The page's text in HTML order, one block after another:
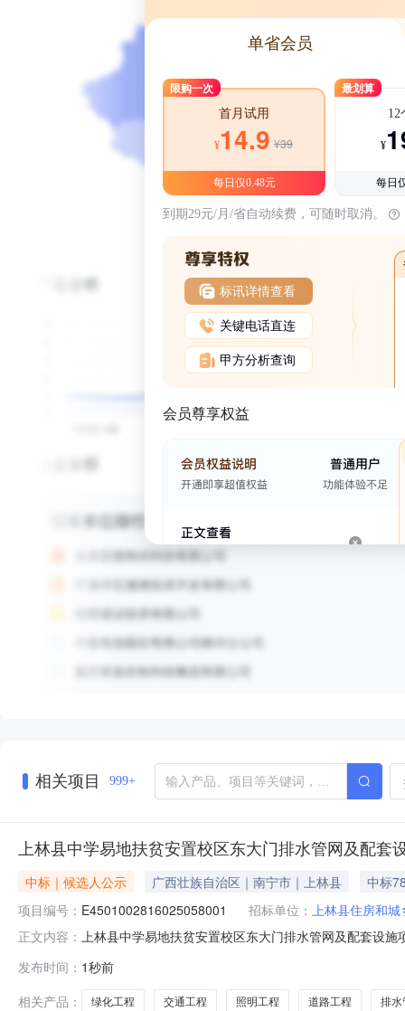
单省会员
限购一次
首月试用
¥14.9 ¥39
每日仅0.48元
最划算
12
¥
每日
到期29元/月/省自动续费，可随时取消。
标讯详情查看
关键电话直连
甲方分析查询
会员尊享权益
相关项目 999+
上林县中学易地扶贫安置校区东大门排水管网及配套
中标｜候选人公示 广西壮族自治区｜南宁市｜上林县
中标
项目编号： E4501002816025058001 招标单位： 上林县住房和
正文内容： 上林县中学易地扶贫安置校区东大门排水管网及配套设
机构广西建通工程咨询有限责任公司结构类型及规模上
D1000～D1500长约484米，新建
发布时间： 1秒前
相关产品：
绿化工程 交通工程 照明工程 道路工程 排水